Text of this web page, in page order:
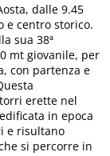
dalle 9.45
e centro storico.
sua 38ª
mt giovanile, per
con partenza e
erette nel
in epoca
e risultano
si percorre in